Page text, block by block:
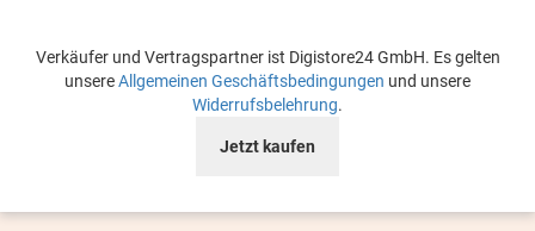
Verkäufer und Vertragspartner ist Digistore24 GmbH. Es gelten
unsereAllgemeinen Geschäftsbedingungen und unsere
Widerrufsbelehrung.
Jetzt kaufen